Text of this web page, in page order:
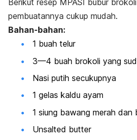
Berikut resep MPASI bubur
pembuatannya cukup mudah.
Bahan-bahan:
1 buah telur
3—4 buah brokoli yang
Nasi putih secukupnya
1 gelas kaldu ayam
1 siung bawang merah dan
Unsalted butter